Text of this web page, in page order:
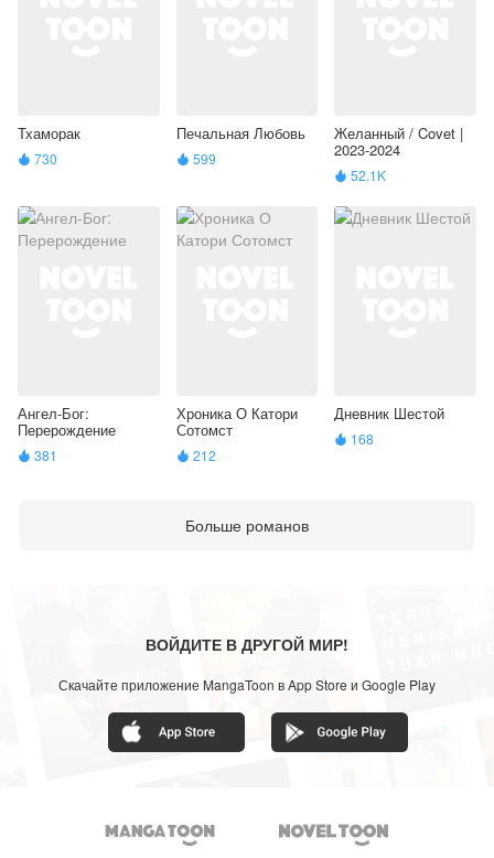
Тхаморак
 730
Печальная Любовь
 599
Желанный / Covet |
2023-2024
 52.1K
Ангел-Бог:
Перерождение
 381
Хроника О Катори
Сотомст
 212
Дневник Шестой
 168
Больше романов
ВОЙДИТЕ В ДРУГОЙ МИР!
Скачайте приложение MangaToon в App Store и Google Play
 